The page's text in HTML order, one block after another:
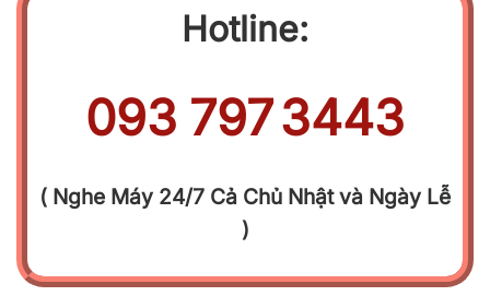
Hotline:
093 797.3443
( Nghe Máy 24/7 Cả Chủ Nhật và Ngày Lễ
)